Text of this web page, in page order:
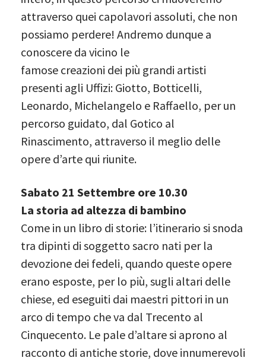
attraverso quei capolavori assoluti, che non
possiamo perdere! Andremo dunque a
conoscere da vicino le
famose creazioni dei più grandi artisti
presenti agli Uffizi: Giotto, Botticelli,
Leonardo, Michelangelo e Raffaello, per un
percorso guidato, dal Gotico al
Rinascimento, attraverso il meglio delle
opere d’arte qui riunite.
Sabato 21 Settembre ore 10.30
La storia ad altezza di bambino
Come in un libro di storie: l’itinerario si snoda
tra dipinti di soggetto sacro nati per la
devozione dei fedeli, quando queste opere
erano esposte, per lo più, sugli altari delle
chiese, ed eseguiti dai maestri pittori in un
arco di tempo che va dal Trecento al
Cinquecento. Le pale d’altare si aprono al
racconto di antiche storie, dove innumerevoli